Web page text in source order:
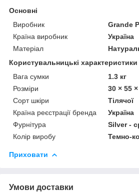
Основні
Виробник
Grande
Країна виробник
Україна
Матеріал
Користувальницькі характеристики
Вага сумки
1.3 кг
Розміри
30 × 55
Сорт шкіри
Тілячої
Країна реєстрації бренда
Україна
Фурнітура
Silver -
Колір виробу
Темно-
Приховати
Умови доставки